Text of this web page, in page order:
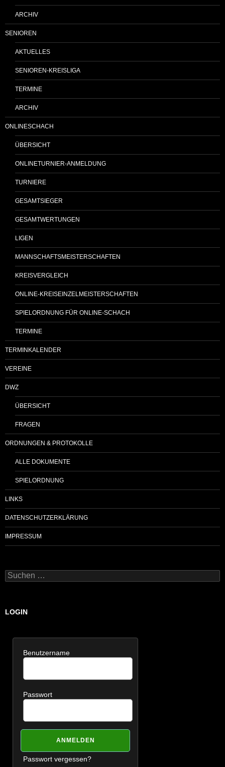
ARCHIV
SENIOREN
AKTUELLES
SENIOREN-KREISLIGA
TERMINE
ARCHIV
ONLINESCHACH
ÜBERSICHT
ONLINETURNIER-ANMELDUNG
TURNIERE
GESAMTSIEGER
GESAMTWERTUNGEN
LIGEN
MANNSCHAFTSMEISTERSCHAFTEN
KREISVERGLEICH
ONLINE-KREISEINZELMEISTERSCHAFTEN
SPIELORDNUNG FÜR ONLINE-SCHACH
TERMINE
TERMINKALENDER
VEREINE
DWZ
ÜBERSICHT
FRAGEN
ORDNUNGEN & PROTOKOLLE
ALLE DOKUMENTE
SPIELORDNUNG
LINKS
DATENSCHUTZERKLÄRUNG
IMPRESSUM
Suchen
nach:
LOGIN
Benutzername
Passwort
Passwort vergessen?